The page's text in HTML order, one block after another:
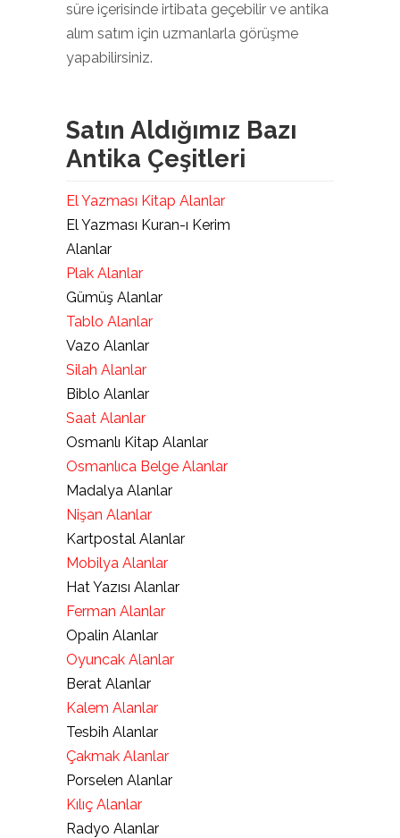
süre içerisinde irtibata geçebilir ve antika
alım satım için uzmanlarla görüşme
yapabilirsiniz.
Satın Aldığımız Bazı
Antika Çeşitleri
El Yazması Kitap Alanlar
El Yazması Kuran-ı Kerim
Alanlar
Plak Alanlar
Gümüş Alanlar
Tablo Alanlar
Vazo Alanlar
Silah Alanlar
Biblo Alanlar
Saat Alanlar
Osmanlı Kitap Alanlar
Osmanlıca Belge Alanlar
Madalya Alanlar
Nişan Alanlar
Kartpostal Alanlar
Mobilya Alanlar
Hat Yazısı Alanlar
Ferman Alanlar
Opalin Alanlar
Oyuncak Alanlar
Berat Alanlar
Kalem Alanlar
Tesbih Alanlar
Çakmak Alanlar
Porselen Alanlar
Kılıç Alanlar
Radyo Alanlar